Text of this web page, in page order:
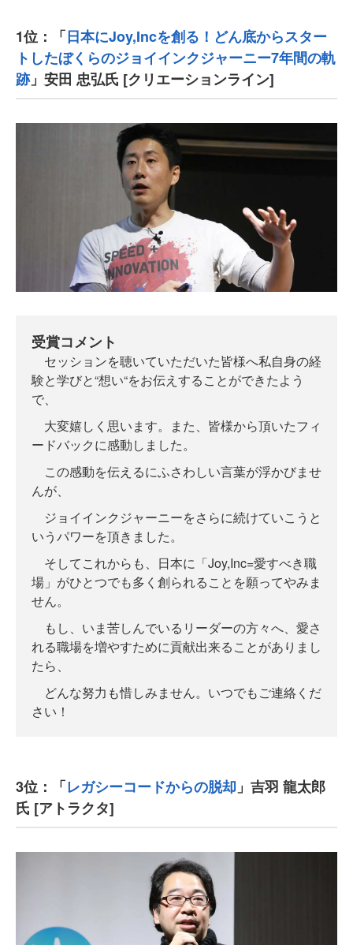
1位：「日本にJoy,Incを創る！どん底からスター
トしたぼくらのジョイインクジャーニー7年間の軌
跡」安田 忠弘氏 [クリエーションライン]
受賞コメント
セッションを聴いていただいた皆様へ私自身の経
験と学びと“想い“をお伝えすることができたよう
で、
大変嬉しく思います。また、皆様から頂いたフィ
ードバックに感動しました。
この感動を伝えるにふさわしい言葉が浮かびませ
んが、
ジョイインクジャーニーをさらに続けていこうと
いうパワーを頂きました。
そしてこれからも、日本に「Joy,Inc=愛すべき職
場」がひとつでも多く創られることを願ってやみま
せん。
もし、いま苦しんでいるリーダーの方々へ、愛さ
れる職場を増やすために貢献出来ることがありまし
たら、
どんな努力も惜しみません。いつでもご連絡くだ
さい！
3位：「レガシーコードからの脱却 」吉羽 龍太郎
氏 [アトラクタ]